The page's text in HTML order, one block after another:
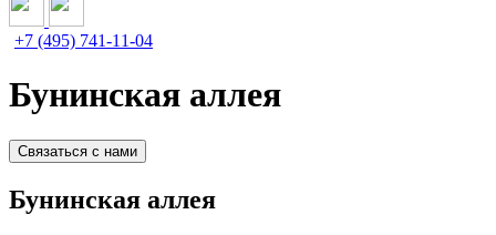
+7 (495) 741-11-04
Бунинская аллея
Связаться с нами
Бунинская аллея